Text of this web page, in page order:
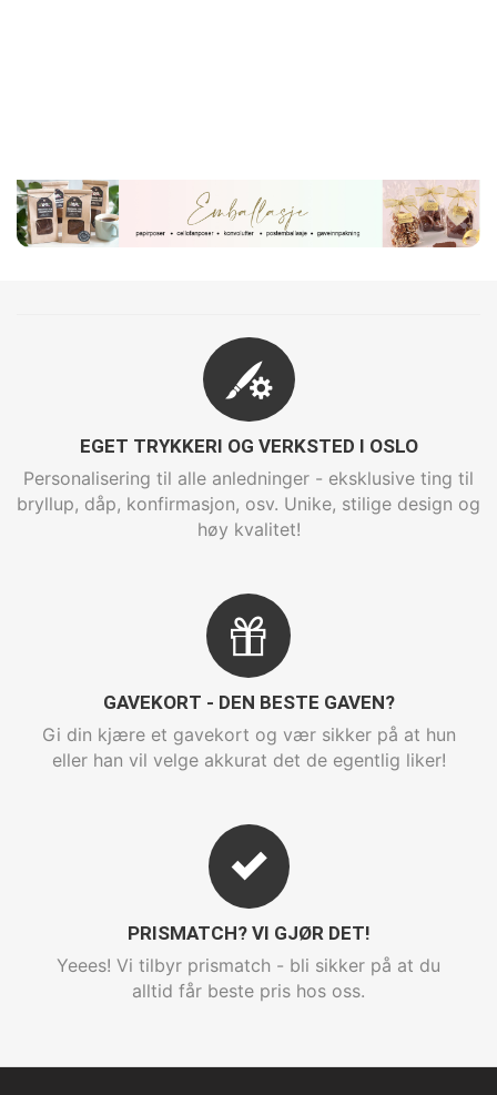
EGET TRYKKERI OG VERKSTED I OSLO
Personalisering til alle anledninger - eksklusive ting til
bryllup, dåp, konfirmasjon, osv. Unike, stilige design og
høy kvalitet!
GAVEKORT - DEN BESTE GAVEN?
Gi din kjære et gavekort og vær sikker på at hun
eller han vil velge akkurat det de egentlig liker!
PRISMATCH? VI GJØR DET!
Yeees! Vi tilbyr prismatch - bli sikker på at du
alltid får beste pris hos oss.